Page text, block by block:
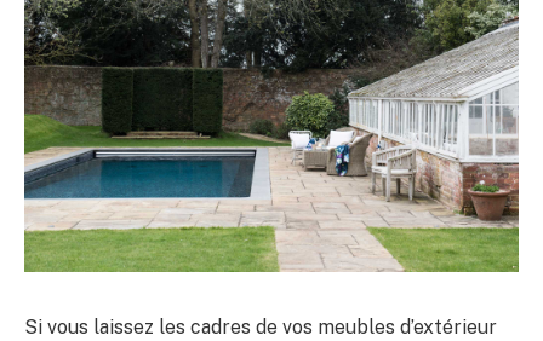
Si vous laissez les cadres de vos meubles d’extérieur